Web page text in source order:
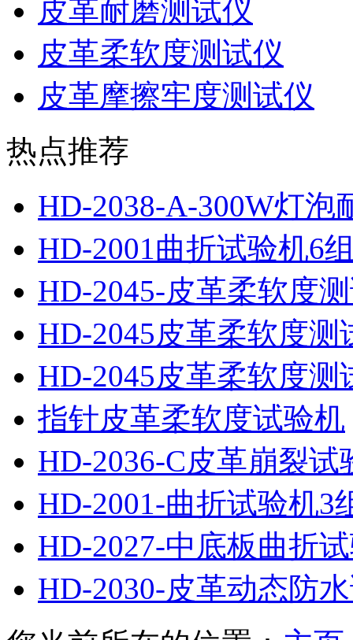
皮革耐磨测试仪
皮革柔软度测试仪
皮革摩擦牢度测试仪
热点推荐
HD-2038-A-300W灯泡
HD-2001曲折试验机6
HD-2045-皮革柔软度
HD-2045皮革柔软度测
HD-2045皮革柔软度测
指针皮革柔软度试验机
HD-2036-C皮革崩裂试
HD-2001-曲折试验机3
HD-2027-中底板曲折
HD-2030-皮革动态防